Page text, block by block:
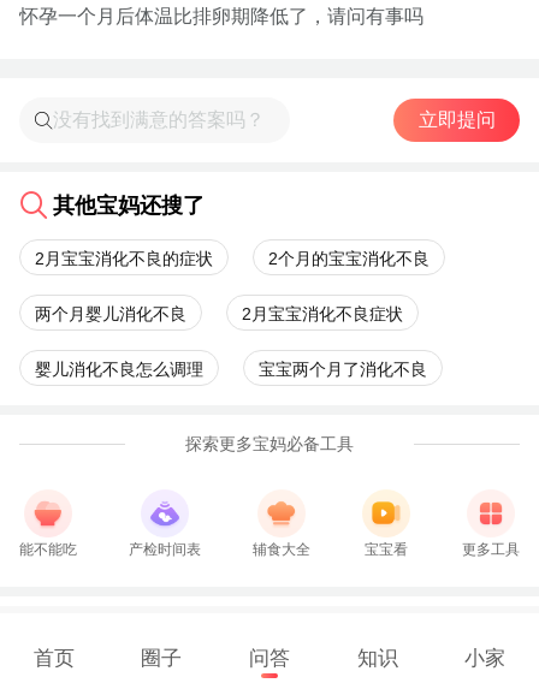
怀孕一个月后体温比排卵期降低了，请问有事吗
立即提问
其他宝妈还搜了
2月宝宝消化不良的症状 2个月的宝宝消化不良
两个月婴儿消化不良 2月宝宝消化不良症状
婴儿消化不良怎么调理 宝宝两个月了消化不良
探索更多宝妈必备工具
能不能吃 产检时间表 辅食大全 宝宝看 更多工具
首页 圈子 问答 知识 小家